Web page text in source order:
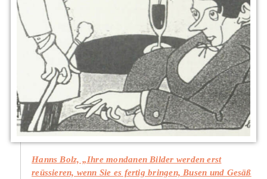
Hanns Bolz, „Ihre mondanen Bilder werden erst
reüssieren, wenn Sie es fertig bringen, Busen und Gesäß